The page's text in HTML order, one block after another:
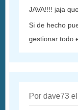
JAVA!!!! jaja
Si de hecho
gestionar todo
Por dave73